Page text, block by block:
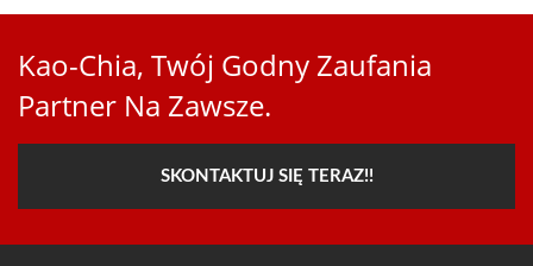
Kao-Chia, Twój Godny Zaufania
Partner Na Zawsze.
SKONTAKTUJ SIĘ TERAZ!!